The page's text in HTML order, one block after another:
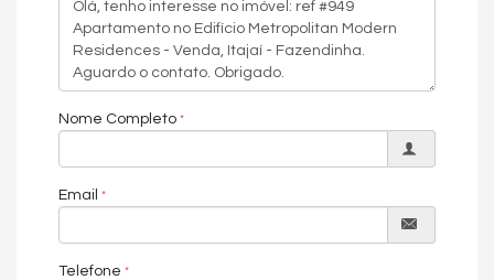
Lavabo
Churrasqueira
Piso Porcelanato
Infra para Ar Split
Andar Alto
Características do Empreendimento
Salão de Festas
Nome Completo
Email
Telefone